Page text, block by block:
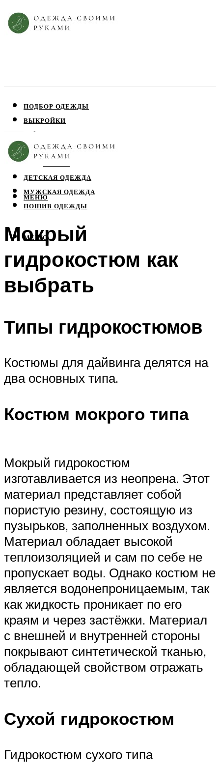
ПОДБОР ОДЕЖДЫ
ВЫКРОЙКИ
ЮБКИ
ДЕТСКАЯ ОДЕЖДА
МУЖСКАЯ ОДЕЖДА
ПОШИВ ОДЕЖДЫ
МЕНЮ
МЕНЮ
Мокрый
гидрокостюм как
выбрать
Типы гидрокостюмов
Костюмы для дайвинга делятся на
два основных типа.
Костюм мокрого типа
Мокрый гидрокостюм
изготавливается из неопрена. Этот
материал представляет собой
пористую резину, состоящую из
пузырьков, заполненных воздухом.
Материал обладает высокой
теплоизоляцией и сам по себе не
пропускает воды. Однако костюм не
является водонепроницаемым, так
как жидкость проникает по его
краям и через застёжки. Материал
с внешней и внутренней стороны
покрывают синтетической тканью,
обладающей свойством отражать
тепло.
Сухой гидрокостюм
Гидрокостюм сухого типа